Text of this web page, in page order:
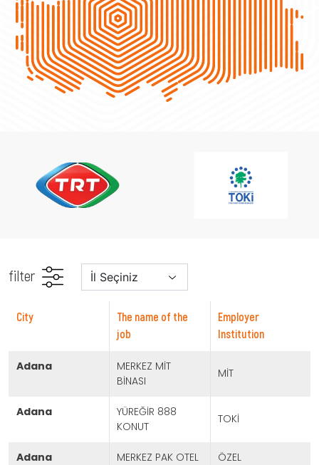
filter
city
The name of the
job
Employer
Institution
adana
MERKEZ MİT
BİNASI
MİT
adana
YÜREĞİR 888
KONUT
TOKİ
adana MERKEZ PAK OTEL ÖZEL